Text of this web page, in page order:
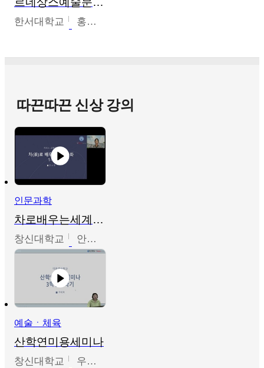
한서대학교 홍창호
따끈따끈 신상 강의
인문과학
차로배우는세계문화
창신대학교 안소영
예술ㆍ체육
산학연미용세미나
창신대학교 우미옥,오윤경,박선이